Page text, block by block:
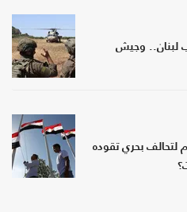
لبنان.. وجيش
لتحالف بحري تقوده